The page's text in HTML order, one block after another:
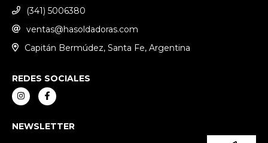
(341) 5006380
ventas@hasoldadoras.com
Capitán Bermúdez, Santa Fe, Argentina
REDES SOCIALES
NEWSLETTER